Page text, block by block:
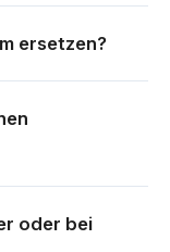
ersetzen?
oder bei